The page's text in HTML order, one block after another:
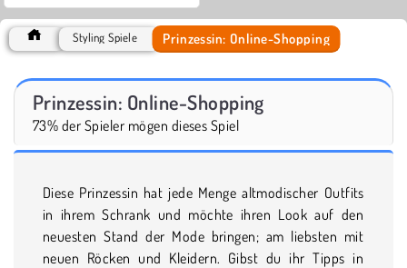
Styling Spiele Prinzessin: Online-Shopping
Prinzessin: Online-Shopping
73% der Spieler mögen dieses Spiel
Diese Prinzessin hat jede Menge altmodischer Outfits
in ihrem Schrank und möchte ihren Look auf den
neuesten Stand der Mode bringen; am liebsten mit
neuen Röcken und Kleidern. Gibst du ihr Tipps in